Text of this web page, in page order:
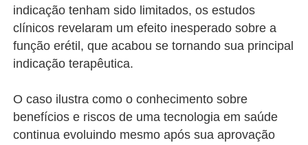
indicação tenham sido limitados, os estudos
clínicos revelaram um efeito inesperado sobre a
função erétil, que acabou se tornando sua principal
indicação terapêutica.
O caso ilustra como o conhecimento sobre
benefícios e riscos de uma tecnologia em saúde
continua evoluindo mesmo após sua aprovação